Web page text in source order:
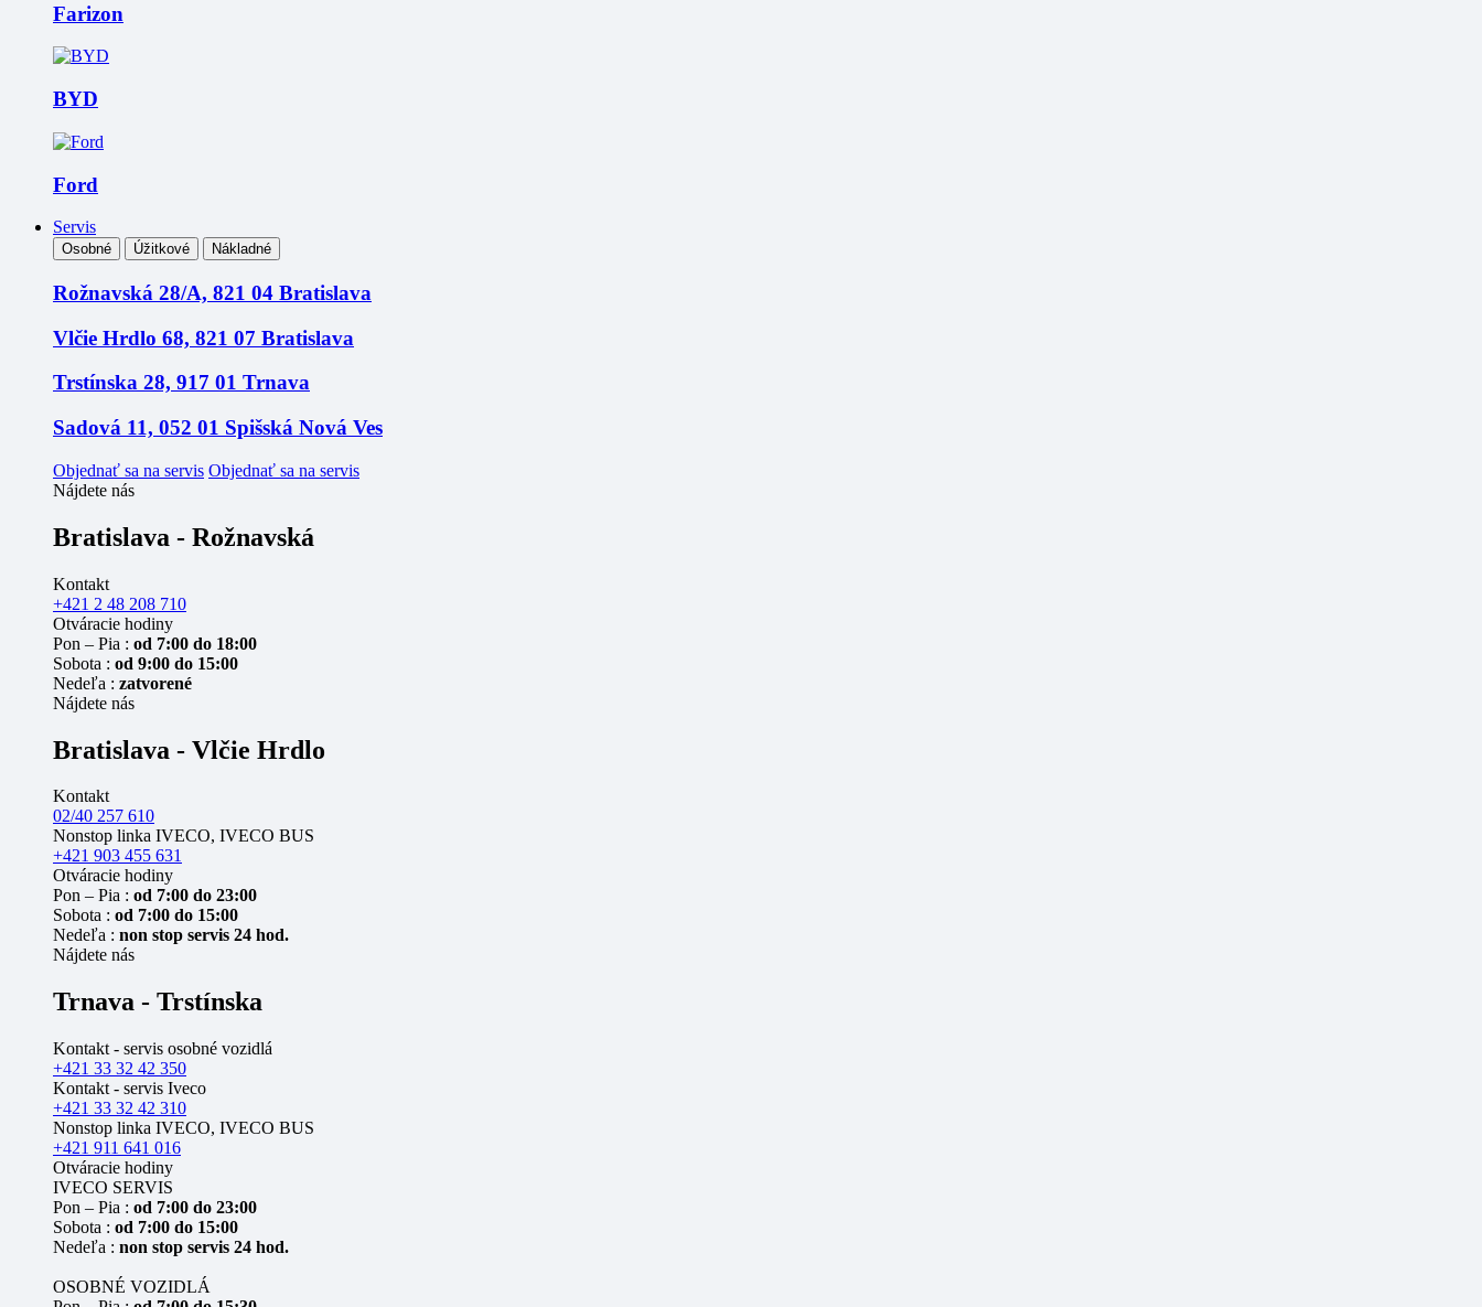
Farizon
BYD
Ford
Servis
Osobné Úžitkové Nákladné
Rožnavská 28/A, 821 04 Bratislava
Vlčie Hrdlo 68, 821 07 Bratislava
Trstínska 28, 917 01 Trnava
Sadová 11, 052 01 Spišská Nová Ves
Objednať sa na servis Objednať sa na servis
Nájdete nás
Bratislava - Rožnavská
Kontakt
+421 2 48 208 710
Otváracie hodiny
Pon – Pia : od 7:00 do 18:00
Sobota : od 9:00 do 15:00
Nedeľa : zatvorené
Nájdete nás
Bratislava - Vlčie Hrdlo
Kontakt
02/40 257 610
Nonstop linka IVECO, IVECO BUS
+421 903 455 631
Otváracie hodiny
Pon – Pia : od 7:00 do 23:00
Sobota : od 7:00 do 15:00
Nedeľa : non stop servis 24 hod.
Nájdete nás
Trnava - Trstínska
Kontakt - servis osobné vozidlá
+421 33 32 42 350
Kontakt - servis Iveco
+421 33 32 42 310
Nonstop linka IVECO, IVECO BUS
+421 911 641 016
Otváracie hodiny
IVECO SERVIS
Pon – Pia : od 7:00 do 23:00
Sobota : od 7:00 do 15:00
Nedeľa : non stop servis 24 hod.
OSOBNÉ VOZIDLÁ